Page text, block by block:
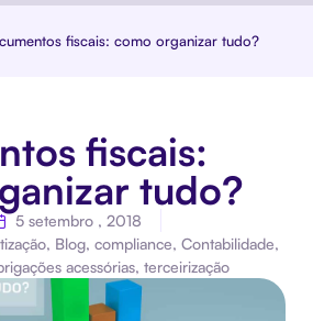
fiscais: como organizar tudo?
fiscais:
tudo?
5 setembro , 2018
, Blog, compliance, Contabilidade,
acessórias, terceirização